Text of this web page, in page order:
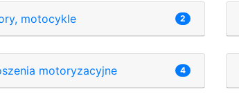
motocykle 2
motoryzacyjne 4